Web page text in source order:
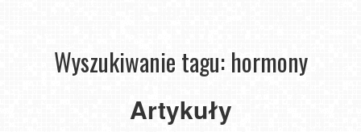
Wyszukiwanie tagu: hormony
Artykuły